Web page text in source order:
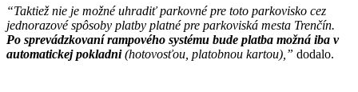
“Taktiež nie je možné uhradiť parkovné pre toto parkovisko cez
jednorazové spôsoby platby platné pre parkoviská mesta Trenčín.
Po sprevádzkovaní rampového systému bude platba možná iba v
automatickej pokladni(hotovosťou, platobnou kartou),” dodalo.